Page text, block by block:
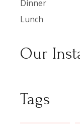
Dinner
Lunch
Our
Tags